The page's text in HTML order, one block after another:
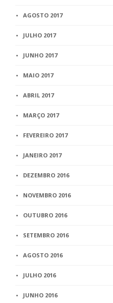
AGOSTO 2017
JULHO 2017
JUNHO 2017
MAIO 2017
ABRIL 2017
MARÇO 2017
FEVEREIRO 2017
JANEIRO 2017
DEZEMBRO 2016
NOVEMBRO 2016
OUTUBRO 2016
SETEMBRO 2016
AGOSTO 2016
JULHO 2016
JUNHO 2016